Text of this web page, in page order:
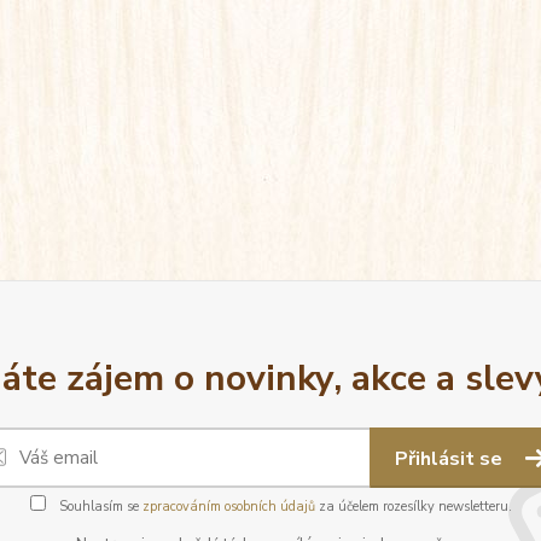
zájem o novinky, akce a
Přihlásit se
Souhlasím se zpracováním osobních údajůza účelem rozesílky newsletteru.